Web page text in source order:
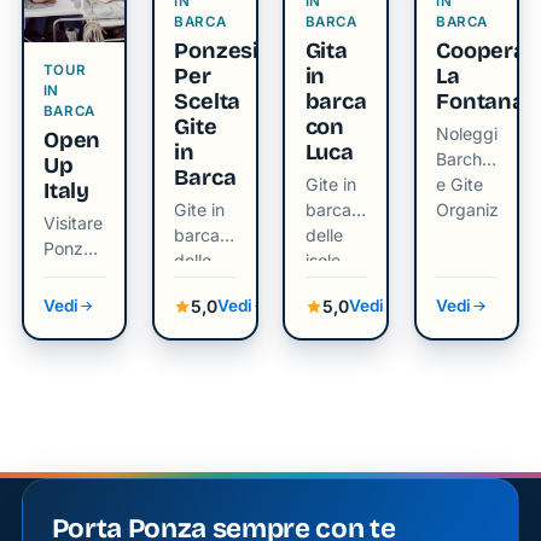
Tradizione
Con
passione
tramandata
generazione
generazione,
Pietro
Romano
e la sua
per la
pesca e
TOUR
IN
BARCA
Open
Up
Italy
Visitare
Ponza
in un
Giorno
Vedi
BARCA
Ponzesi
Per
Scelta
Gite
in
Barca
Gite in
barca
delle
5,0Vedi
BARCA
Gita
in
barca
con
Luca
Gite in
barca
delle
isole
5,0Vedi
BARCA
La
Fontana
Noleggio
Barche
e Gite
Organizzate
Vedi
Porta Ponza sempre con te